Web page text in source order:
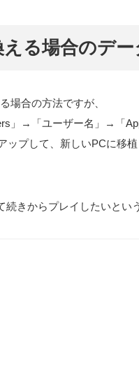
る場合のデ
場合の方法ですが、
」→「ユーザー名」→「
ップして、新しいPCに移植
続きからプレイしたいとい